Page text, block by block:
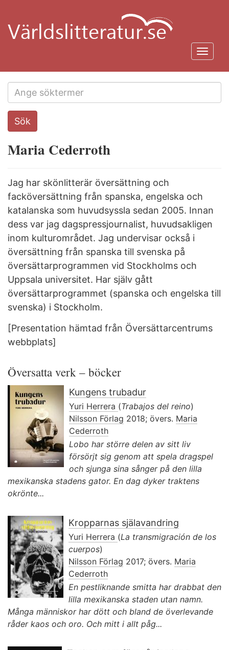
huvudinnehåll
Search
this
Sök
Maria Cederroth
Jag har skönlitterär översättning och
facköversättning från spanska, engelska och
katalanska som huvudsyssla sedan 2005. Innan
dess var jag dagspressjournalist, huvudsakligen
inom kulturområdet. Jag undervisar också i
översättning från spanska till svenska på
översättarprogrammen vid Stockholms och
Uppsala universitet. Har själv gått
översättarprogrammet (spanska och engelska till
svenska) i Stockholm.
[Presentation hämtad från Översättarcentrums
webbplats]
Översatta verk – böcker
Kungens trubadur
Yuri Herrera (Trabajos del reino)
Nilsson Förlag 2018; övers. Maria
Cederroth
Lobo har större delen av sitt liv
försörjt sig genom att spela dragspel
och sjunga sina sånger på den lilla
mexikanska stadens gator. En dag dyker traktens
okrönte...
Kropparnas själavandring
Yuri Herrera (La transmigración de los
cuerpos)
Nilsson Förlag 2017; övers. Maria
Cederroth
En pestliknande smitta har drabbat den
lilla mexikanska staden utan namn.
Många människor har dött och bland de överlevande
råder kaos och oro. Och mitt i allt påg...